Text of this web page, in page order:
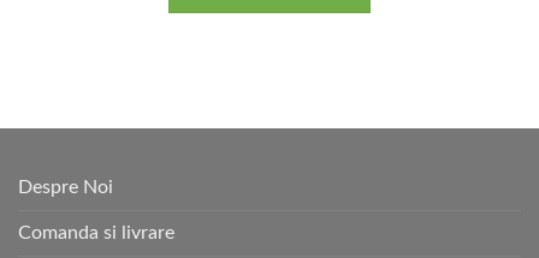
Despre Noi
Comanda si livrare